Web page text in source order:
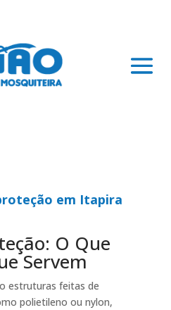
em Itapira
O Que
Servem
estruturas feitas de
polietileno ou nylon,